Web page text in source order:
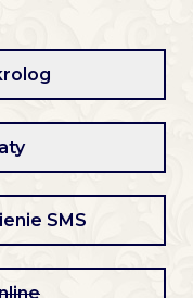
SMS